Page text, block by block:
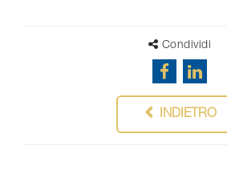
Condividi
INDIETRO